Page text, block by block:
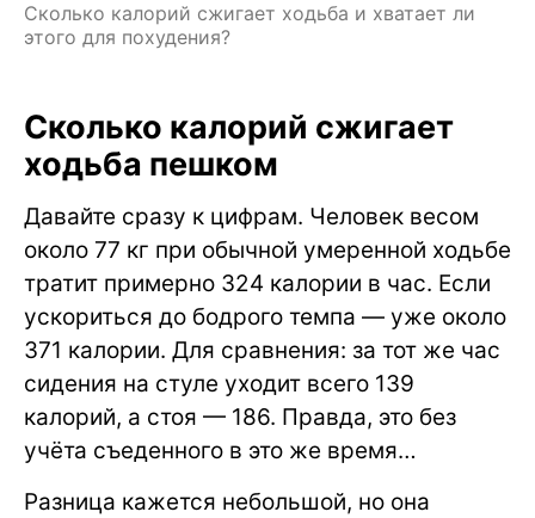
Сколько калорий сжигает ходьба и хватает ли
этого для похудения?
Сколько калорий сжигает
ходьба пешком
Давайте сразу к цифрам. Человек весом
около 77 кг при обычной умеренной ходьбе
тратит примерно 324 калории в час. Если
ускориться до бодрого темпа — уже около
371 калории. Для сравнения: за тот же час
сидения на стуле уходит всего 139
калорий, а стоя — 186. Правда, это без
учёта съеденного в это же время…
Разница кажется небольшой, но она